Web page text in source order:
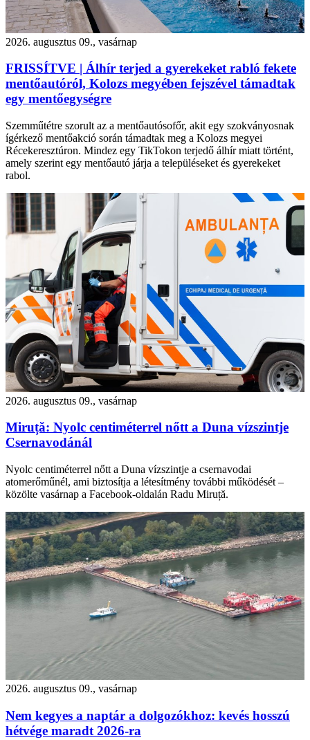
2026. augusztus 09., vasárnap
FRISSÍTVE | Álhír terjed a gyerekeket rabló fekete
mentőautóról, Kolozs megyében fejszével támadtak
egy mentőegységre
Szemműtétre szorult az a mentőautósofőr, akit egy szokványosnak
ígérkező mentőakció során támadtak meg a Kolozs megyei
Récekeresztúron. Mindez egy TikTokon terjedő álhír miatt történt,
amely szerint egy mentőautó járja a településeket és gyerekeket
rabol.
2026. augusztus 09., vasárnap
Miruță: Nyolc centiméterrel nőtt a Duna vízszintje
Csernavodánál
Nyolc centiméterrel nőtt a Duna vízszintje a csernavodai
atomerőműnél, ami biztosítja a létesítmény további működését –
közölte vasárnap a Facebook-oldalán Radu Miruță.
2026. augusztus 09., vasárnap
Nem kegyes a naptár a dolgozókhoz: kevés hosszú
hétvége maradt 2026-ra